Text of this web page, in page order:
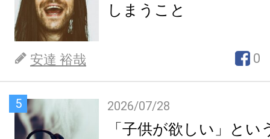
しまうこと
安達 裕哉 0
5 2026/07/28
「子供が欲しい」とい